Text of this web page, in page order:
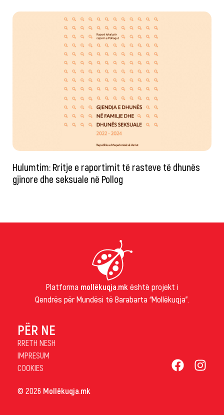
Hulumtim: Rritje e raportimit të rasteve të dhunës
gjinore dhe seksuale në Pollog
Platforma mollëkuqja.mk është projekt i
Qendrës për Mundësi të Barabarta “Mollëkuqja”.
PËR NE
RRETH NESH
IMPRESUM
COOKIES
© 2026 Mollëkuqja.mk